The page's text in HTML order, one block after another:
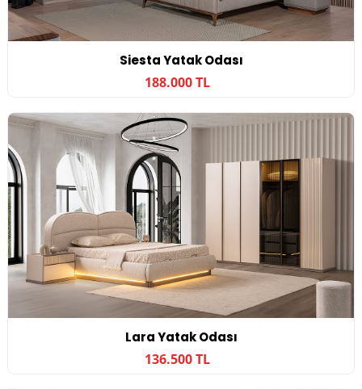
Siesta Yatak Odası
188.000 TL
Lara Yatak Odası
136.500 TL